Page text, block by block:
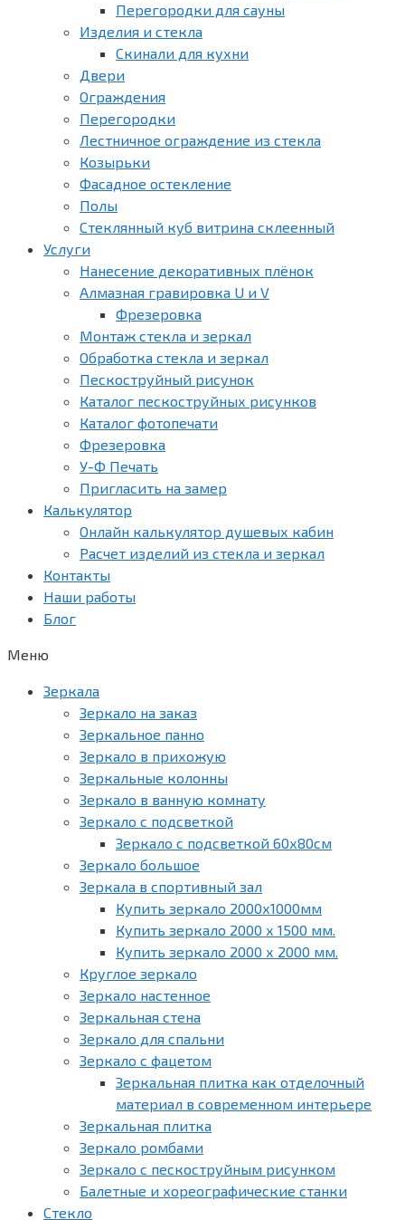
Перегородки для сауны
Изделия и стекла
Скинали для кухни
Двери
Ограждения
Перегородки
Лестничное ограждение из стекла
Козырьки
Фасадное остекление
Полы
Стеклянный куб витрина склеенный
Услуги
Нанесение декоративных плёнок
Алмазная гравировка U и V
Фрезеровка
Монтаж стекла и зеркал
Обработка стекла и зеркал
Пескоструйный рисунок
Каталог пескоструйных рисунков
Каталог фотопечати
Фрезеровка
У-Ф Печать
Пригласить на замер
Калькулятор
Онлайн калькулятор душевых кабин
Расчет изделий из стекла и зеркал
Контакты
Наши работы
Блог
Меню
Зеркала
Зеркало на заказ
Зеркальное панно
Зеркало в прихожую
Зеркальные колонны
Зеркало в ванную комнату
Зеркало с подсветкой
Зеркало с подсветкой 60х80см
Зеркало большое
Зеркала в спортивный зал
Купить зеркало 2000х1000мм
Купить зеркало 2000 х 1500 мм.
Купить зеркало 2000 х 2000 мм.
Круглое зеркало
Зеркало настенное
Зеркальная стена
Зеркало для спальни
Зеркало с фацетом
Зеркальная плитка как отделочный
материал в современном интерьере
Зеркальная плитка
Зеркало ромбами
Зеркало с пескоструйным рисунком
Балетные и хореографические станки
Стекло